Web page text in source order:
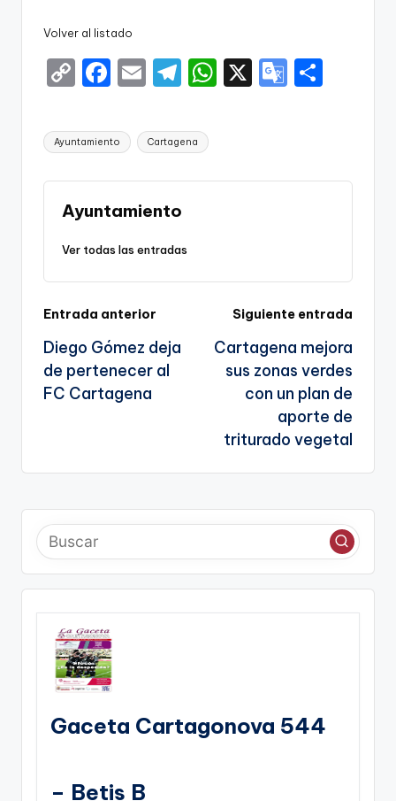
Volver al listado
C
p
y
Li
n
k
F
c
e
b
o
o
E
ai
l
T
e
gr
a
W
A
X
G
e
a
te
Etiquetas:
Ayuntamiento Cartagena
Ayuntamiento
Ver todas las entradas
Navegación
de
entradas
Entrada anterior
Diego Gómez deja
de pertenecer al
FC Cartagena
Siguiente entrada
Cartagena mejora
sus zonas verdes
con un plan de
aporte de
triturado vegetal
Gaceta Cartagonova 544
– Betis B